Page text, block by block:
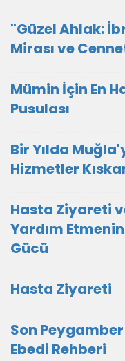
"Güzel Ahlak:
Mirası ve
Mümin İçin En
Pusulası
Bir Yılda
Hizmetler
Hasta Ziyareti
Yardım
Gücü
Hasta Ziyareti
Son
Ebedi Rehberi